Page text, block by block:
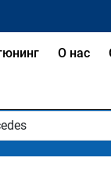
О нас